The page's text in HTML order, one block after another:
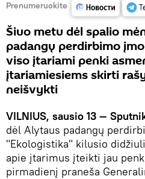
Prenumeruokite
Šiuo metu dėl spalio
padangų perdirbimo
viso įtariami penki
įtariamiesiems skirti
neišvykti
VILNIUS, sausio 13 —
dėl Alytaus padangų
"Ekologistika" kilusio
apie įtarimus įteikti jau
pirmadienį praneša